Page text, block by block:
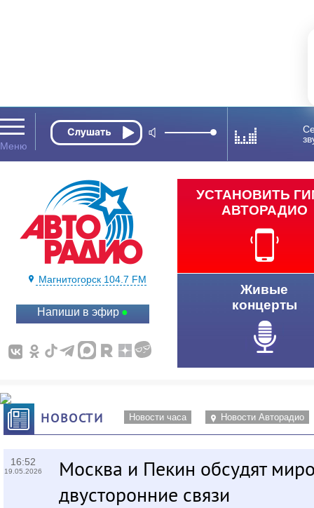
Магнитогорск 104.7 FM
Напиши в эфир
УСТАНОВИТЬ
АВТОРАДИО
Живые
концерты
НОВОСТИ Новости часа Новости Авторадио
16:52
19.05.2026
Москва и Пекин обсудят
двусторонние связи